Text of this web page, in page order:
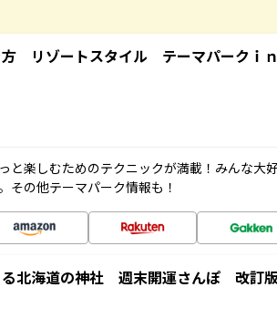
リゾートスタイル テーマパークｉ
と楽しむためのテクニックが満載！みんな大
その他テーマパーク情報も！
北海道の神社 週末開運さんぽ 改訂